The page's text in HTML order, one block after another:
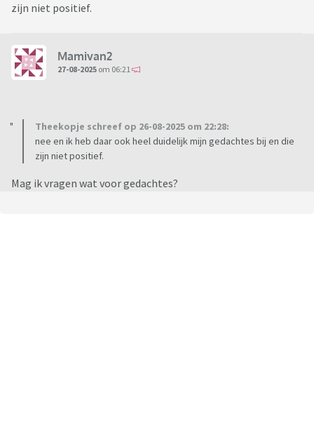
zijn niet positief.
Mamivan2
27-08-2025 om 06:21
Theekopje schreef op 26-08-2025 om 22:28:
nee en ik heb daar ook heel duidelijk mijn gedachtes bij en die
zijn niet positief.
Mag ik vragen wat voor gedachtes?